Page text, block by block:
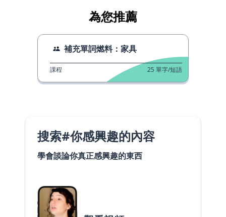
為您推薦
補充單詞燃料：家具
課程 25 單字/短語
搜索#你感興趣的內容
學會談論你真正感興趣的東西